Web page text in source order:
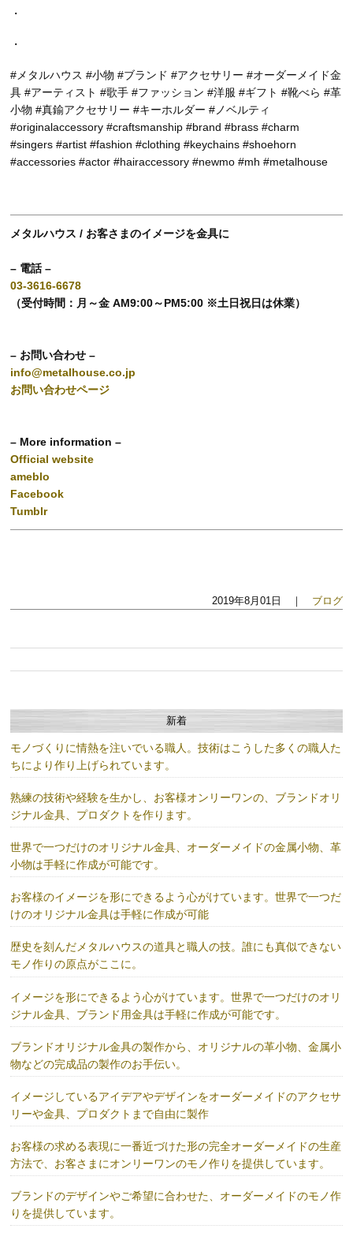
・
・
#メタルハウス #小物 #ブランド #アクセサリー #オーダーメイド金
具 #アーティスト #歌手 #ファッション #洋服 #ギフト #靴べら #革
小物 #真鍮アクセサリー #キーホルダー #ノベルティ
#originalaccessory #craftsmanship #brand #brass #charm
#singers #artist #fashion #clothing #keychains #shoehorn
#accessories #actor #hairaccessory #newmo #mh #metalhouse
メタルハウス / お客さまのイメージを金具に
– 電話 –
03-3616-6678
（受付時間：月～金 AM9:00～PM5:00 ※土日祝日は休業）
– お問い合わせ –
info@metalhouse.co.jp
お問い合わせページ
– More information –
Official website
ameblo
Facebook
Tumblr
2019年8月01日 ｜ ブログ
新着
モノづくりに情熱を注いでいる職人。技術はこうした多くの職人た
ちにより作り上げられています。
熟練の技術や経験を生かし、お客様オンリーワンの、ブランドオリ
ジナル金具、プロダクトを作ります。
世界で一つだけのオリジナル金具、オーダーメイドの金属小物、革
小物は手軽に作成が可能です。
お客様のイメージを形にできるよう心がけています。世界で一つだ
けのオリジナル金具は手軽に作成が可能
歴史を刻んだメタルハウスの道具と職人の技。誰にも真似できない
モノ作りの原点がここに。
イメージを形にできるよう心がけています。世界で一つだけのオリ
ジナル金具、ブランド用金具は手軽に作成が可能です。
ブランドオリジナル金具の製作から、オリジナルの革小物、金属小
物などの完成品の製作のお手伝い。
イメージしているアイデアやデザインをオーダーメイドのアクセサ
リーや金具、プロダクトまで自由に製作
お客様の求める表現に一番近づけた形の完全オーダーメイドの生産
方法で、お客さまにオンリーワンのモノ作りを提供しています。
ブランドのデザインやご希望に合わせた、オーダーメイドのモノ作
りを提供しています。